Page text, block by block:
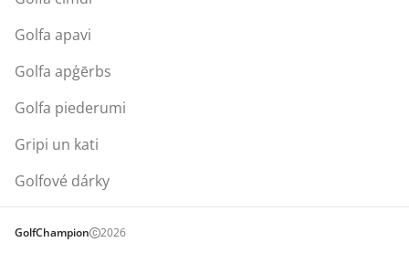
Golfa apavi
Golfa apģērbs
Golfa piederumi
Gripi un kati
Golfové dárky
GolfChampion 2026